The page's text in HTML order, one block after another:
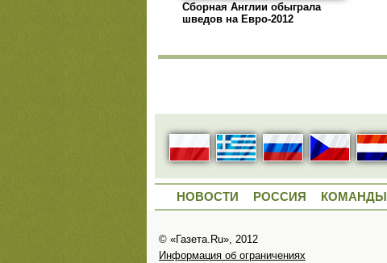
Сборная Англии обыграла
шведов на Евро-2012
НОВОСТИ РОССИЯ КОМАНДЫ
© «Газета.Ru», 2012
Информация об ограничениях